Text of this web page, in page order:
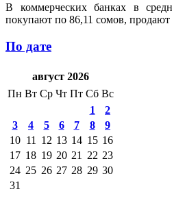
В коммерческих банках в
покупают по 86,11 сомов,
По дате
август 2026
Пн Вт Ср Чт Пт Сб Вс
1
2
3
4 5 6 7 8
9
10 11 12 13 14 15 16
17 18 19 20 21 22 23
24 25 26 27 28 29 30
31